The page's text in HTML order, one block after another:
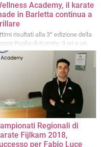
Academy, il karate
in Barletta continua a
risultati alla 3° edizione della
Puglia di Kumite: 3 ori e un
Regionali di
Fijlkam 2018,
per Fabio Luce